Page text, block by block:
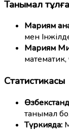
Танымал
Мариям
мен
Мариям
математик,
Статистикасы
танымал
Түркияда: